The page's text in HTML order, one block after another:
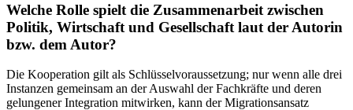
Welche Rolle spielt die Zusammenarbeit zwischen
Politik, Wirtschaft und Gesellschaft laut der Autorin
bzw. dem Autor?
Die Kooperation gilt als Schlüsselvoraussetzung; nur wenn alle drei
Instanzen gemeinsam an der Auswahl der Fachkräfte und deren
gelungener Integration mitwirken, kann der Migrationsansatz